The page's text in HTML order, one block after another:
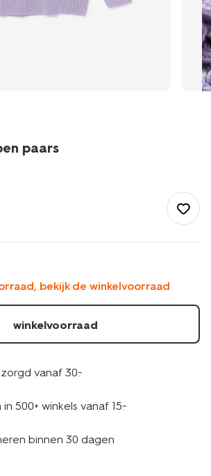
paars
bekijk de winkelvoorraad
winkelvoorraad
vanaf 30.-
500+ winkels vanaf 15.-
binnen 30 dagen